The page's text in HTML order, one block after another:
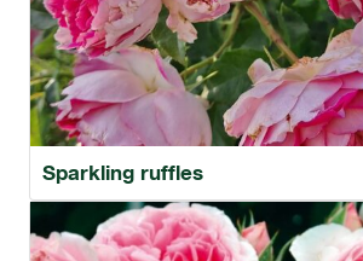
Sparkling ruffles